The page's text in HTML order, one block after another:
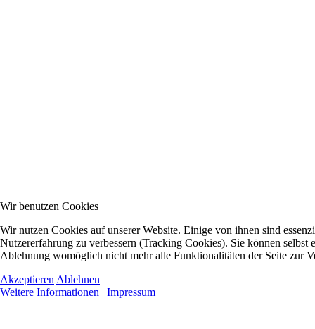
Wir benutzen Cookies
Wir nutzen Cookies auf unserer Website. Einige von ihnen sind
Nutzererfahrung zu verbessern (Tracking Cookies). Sie können selbst
Ablehnung womöglich nicht mehr alle Funktionalitäten der Seite zur
Akzeptieren Ablehnen
Weitere Informationen | Impressum